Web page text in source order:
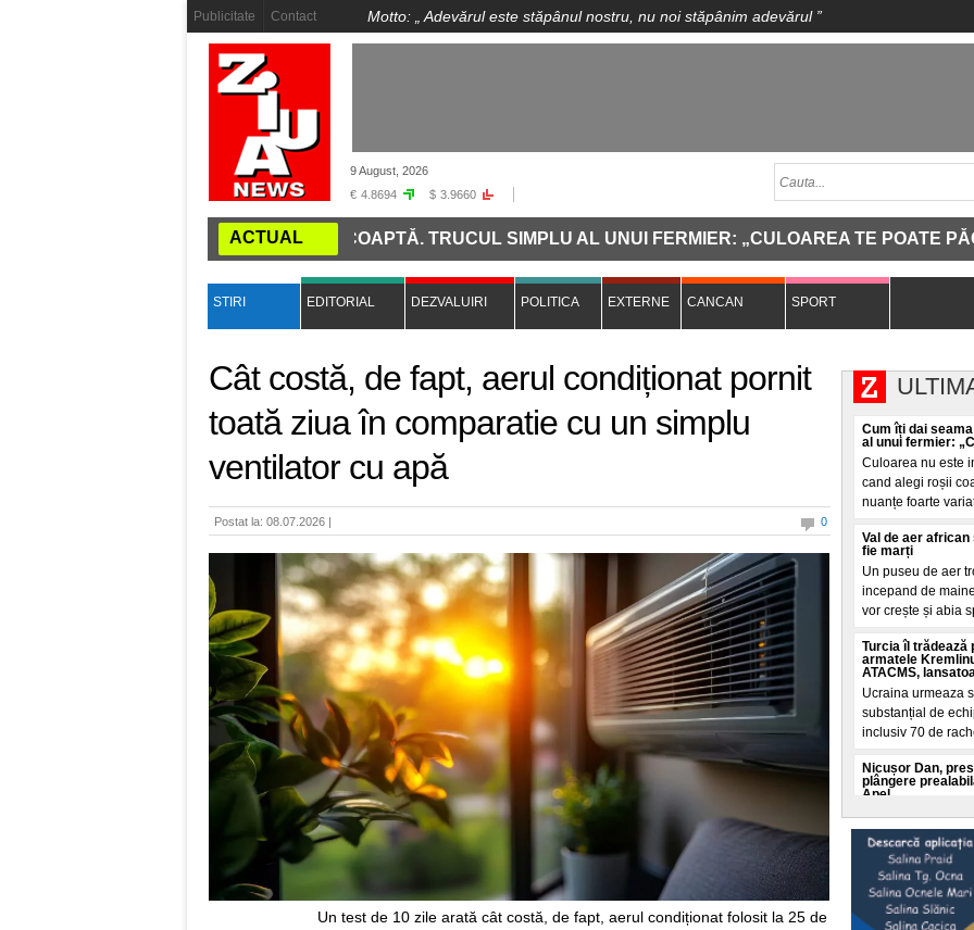
Publicitate Contact Motto: „ Adevărul este stăpânul nostru, nu noi stăpânim adevărul”
9 August, 2026
€ 4.8694 $ 3.9660
ACTUAL
SEAMA DACĂ O ROȘIE ESTE COAPTĂ. TRUCUL SIMPLU AL UNUI FERMIER: „CULOAREA TE POATE PĂCĂLI"
STIRI EDITORIAL DEZVALUIRI POLITICA EXTERNE CANCAN SPORT
Cât costă, de fapt, aerul condiționat pornit
toată ziua în comparatie cu un simplu
ventilator cu apă
Postat la: 08.07.2026 | 0
Un test de 10 zile arată cât costă, de fapt, aerul condiționat folosit la 25 de
Cum îți dai
al unui fermier:
Culoarea nu este
cand alegi roșii
nuanțe foarte
Val de aer
fie marți
Un puseu de aer
incepand de
vor crește și abia
Turcia îl trădează
armatele
ATACMS,
Ucraina urmeaza
substanțial de
inclusiv 70 de
Nicușor Dan,
plângere
Apel
Partidul Romania
București pentru
nominaliza un
Imagini de la
persoane au fost
Trei barbați s-au